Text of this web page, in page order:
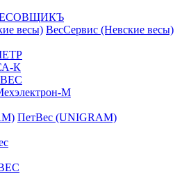
ВесСервис (Невские весы)
К
М
ПетВес (UNIGRAM)